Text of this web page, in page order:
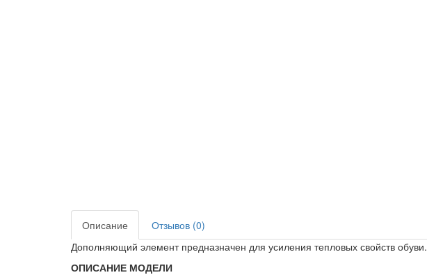
Описание
Отзывов (0)
Дополняющий элемент предназначен для усиления тепловых свойств обуви.
ОПИСАНИЕ МОДЕЛИ